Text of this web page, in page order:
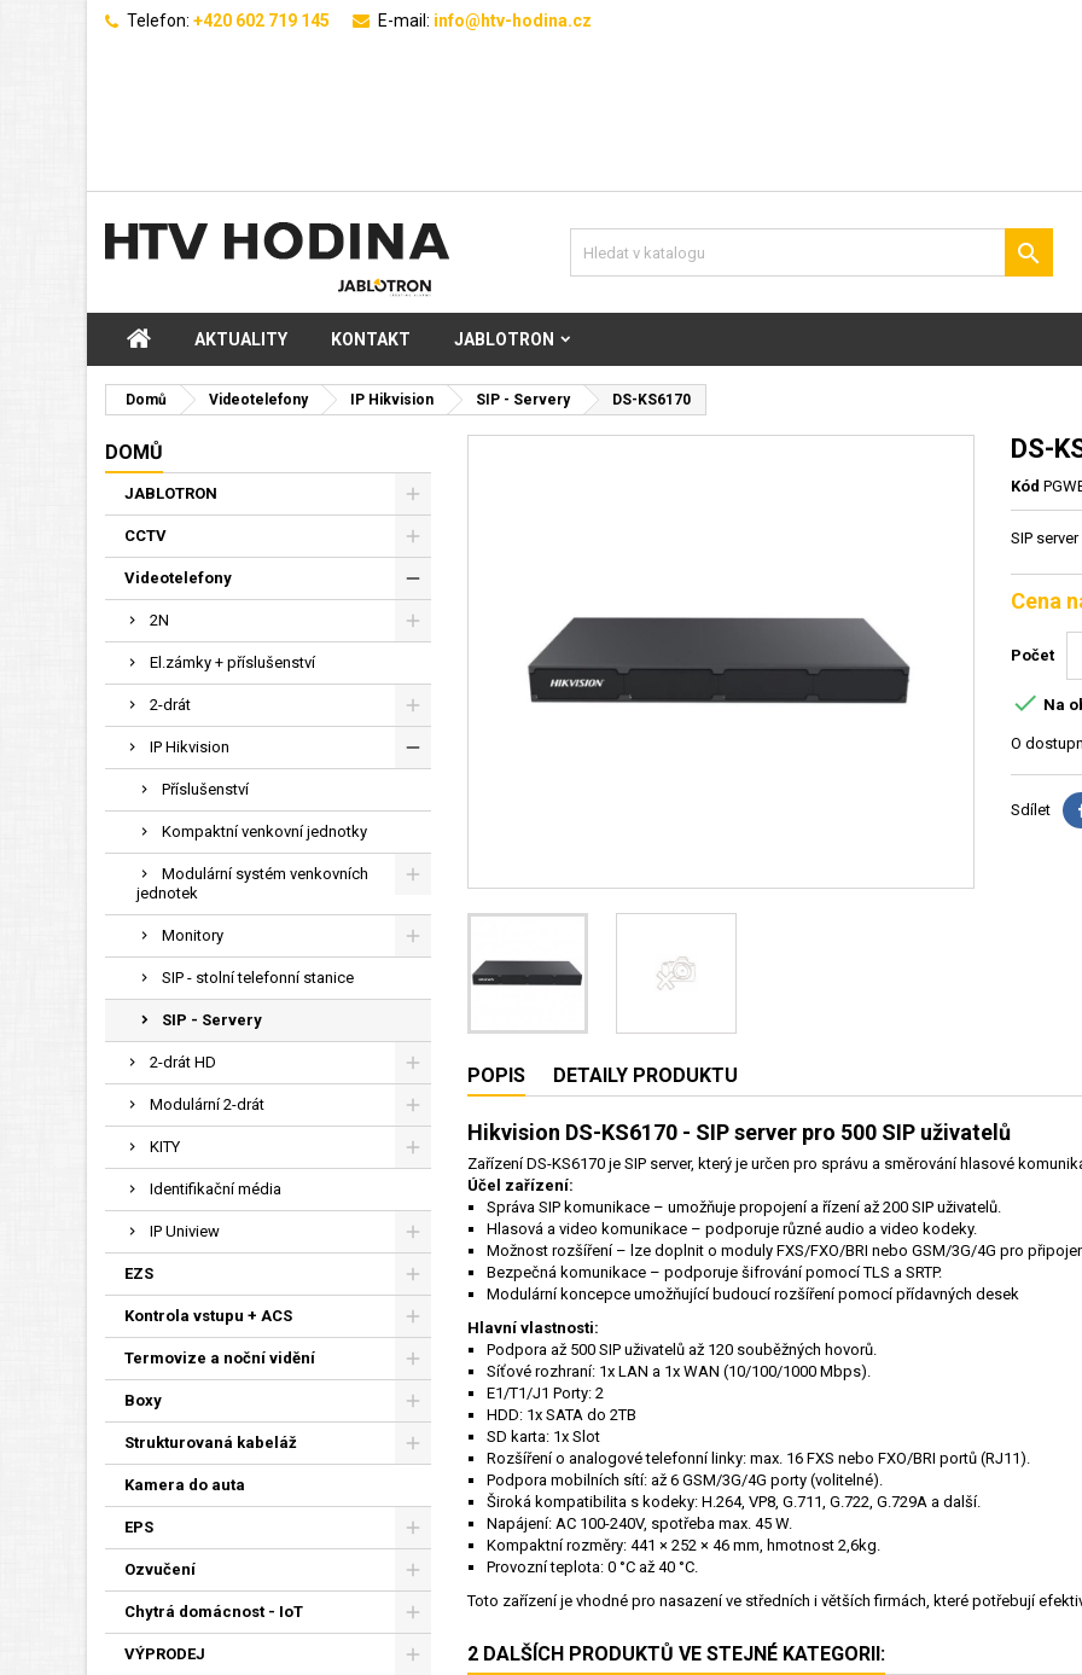
Telefon: +420 602 719 145 E-mail: info@htv-hodina.cz

AKTUALITY KONTAKT JABLOTRON
Domů Videotelefony IP Hikvision SIP - Servery DS-KS6170
DOMŮ
JABLOTRON
CCTV
Videotelefony
2N
El.zámky + příslušenství
2-drát
IP Hikvision
Příslušenství
Kompaktní venkovní jednotky
Modulární systém venkovních
jednotek
Monitory
SIP - stolní telefonní stanice
SIP - Servery
2-drát HD
Modulární 2-drát
KITY
Identifikační média
IP Uniview
EZS
Kontrola vstupu + ACS
Termovize a noční vidění
Boxy
Strukturovaná kabeláž
Kamera do auta
EPS
Ozvučení
Chytrá domácnost - IoT
VÝPRODEJ
DS-
Kód
SIP
Cena
Počet
 Na
O
Sdílet
POPIS DETAILY PRODUKTU
Hikvision DS-KS6170 - SIP server pro 500 SIP uživatelů
Zařízení DS-KS6170 je SIP server, který je určen pro správu a směrování hlasové
Účel zařízení:
Správa SIP komunikace – umožňuje propojení a řízení až 200 SIP uživatelů.
Hlasová a video komunikace – podporuje různé audio a video kodeky.
Možnost rozšíření – lze doplnit o moduly FXS/FXO/BRI nebo GSM/3G/4G pro
Bezpečná komunikace – podporuje šifrování pomocí TLS a SRTP.
Modulární koncepce umožňující budoucí rozšíření pomocí přídavných desek
Hlavní vlastnosti:
Podpora až 500 SIP uživatelů až 120 souběžných hovorů.
Síťové rozhraní: 1x LAN a 1x WAN (10/100/1000 Mbps).
E1/T1/J1 Porty: 2
HDD: 1x SATA do 2TB
SD karta: 1x Slot
Rozšíření o analogové telefonní linky: max. 16 FXS nebo FXO/BRI portů (RJ11).
Podpora mobilních sítí: až 6 GSM/3G/4G porty (volitelné).
Široká kompatibilita s kodeky: H.264, VP8, G.711, G.722, G.729A a další.
Napájení: AC 100-240V, spotřeba max. 45 W.
Kompaktní rozměry: 441 × 252 × 46 mm, hmotnost 2,6kg.
Provozní teplota: 0 °C až 40 °C.
Toto zařízení je vhodné pro nasazení ve středních i větších firmách, které potřebují
2 DALŠÍCH PRODUKTŮ VE STEJNÉ KATEGORII: